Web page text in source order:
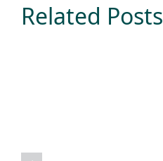
Related Posts